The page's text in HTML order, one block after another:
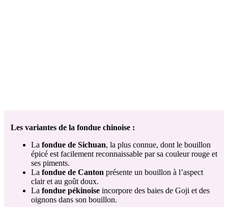
Les variantes de la fondue chinoise :
La fondue de Sichuan, la plus connue, dont le bouillon
épicé est facilement reconnaissable par sa couleur rouge et
ses piments.
La fondue de Canton présente un bouillon à l’aspect
clair et au goût doux.
La fondue pékinoiseincorpore des baies de Goji et des
oignons dans son bouillon.